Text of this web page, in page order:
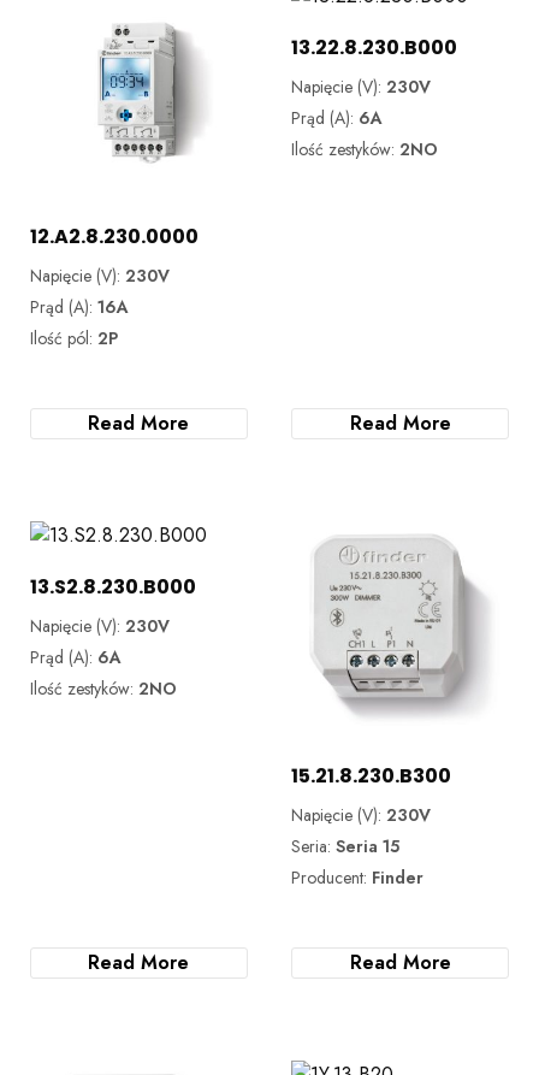
12.A2.8.230.0000
Napięcie (V): 230V
Prąd (A): 16A
Ilość pól: 2P
Read More
13.22.8.230.B000
Napięcie (V): 230V
Prąd (A): 6A
Ilość zestyków: 2NO
Read More
13.S2.8.230.B000
Napięcie (V): 230V
Prąd (A): 6A
Ilość zestyków: 2NO
Read More
15.21.8.230.B300
Napięcie (V): 230V
Seria:Seria 15
Producent: Finder
Read More